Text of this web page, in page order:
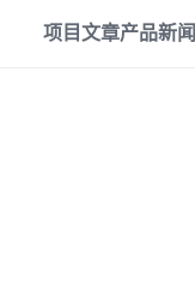
项目文章产品新闻